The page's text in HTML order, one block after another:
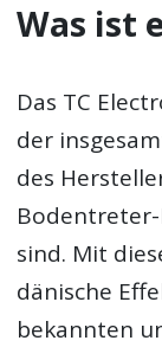
Was ist
Das TC
der
des
sind. Mit
dänische
bekannten